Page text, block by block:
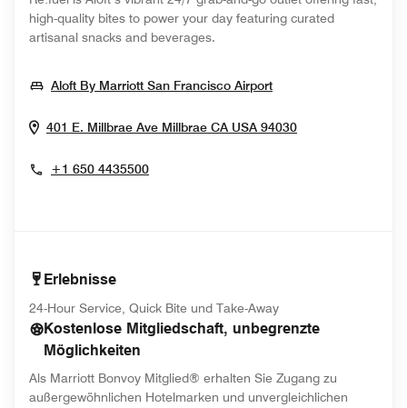
high-quality bites to power your day featuring curated
artisanal snacks and beverages.
Aloft By Marriott San Francisco AirportOpens In New
401 E. Millbrae Ave Millbrae CA USA 94030Opens In New
+1 650 4435500
Erlebnisse
24-Hour Service, Quick Bite und Take-Away
Kostenlose Mitgliedschaft, unbegrenzte
Möglichkeiten
Als Marriott Bonvoy Mitglied® erhalten Sie Zugang zu
außergewöhnlichen Hotelmarken und unvergleichlichen